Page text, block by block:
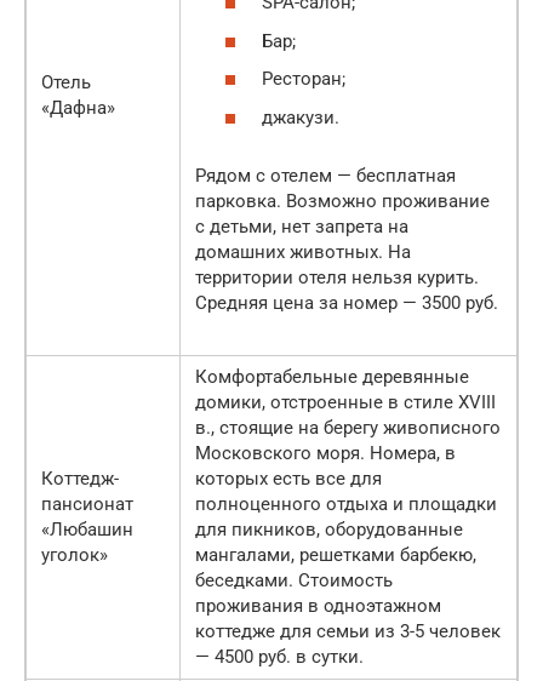
Отель
«Дафна»
Бар;
Ресторан;
джакузи.
Рядом с отелем — бесплатная
парковка. Возможно проживание
с детьми, нет запрета на
домашних животных. На
территории отеля нельзя курить.
Средняя цена за номер — 3500 руб.
Коттедж-
пансионат
«Любашин
уголок»
Комфортабельные деревянные
домики, отстроенные в стиле XVIII
в., стоящие на берегу живописного
Московского моря. Номера, в
которых есть все для
полноценного отдыха и площадки
для пикников, оборудованные
мангалами, решетками барбекю,
беседками. Стоимость
проживания в одноэтажном
коттедже для семьи из 3-5 человек
— 4500 руб. в сутки.